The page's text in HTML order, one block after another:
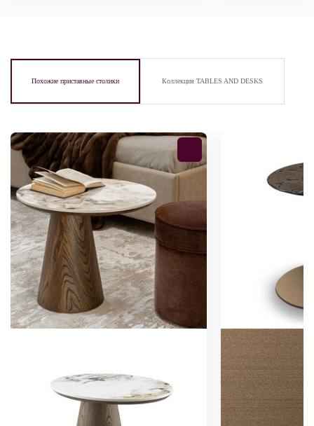
Похожие приставные столики Коллекция TABLES AND DESKS